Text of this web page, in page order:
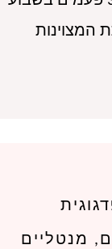
כיתת המצוינות
מנטליים